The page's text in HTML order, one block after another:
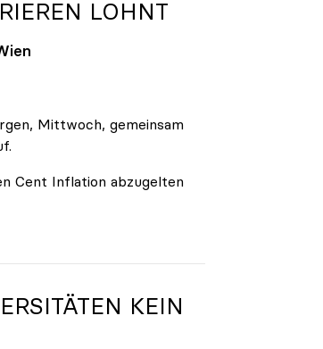
LOHNT
Mittwoch, gemeinsam
Cent Inflation abzugelten
KEIN